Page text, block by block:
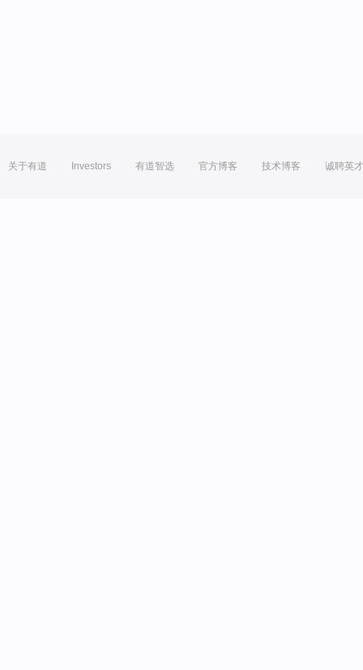
关于有道 Investors 有道智选 官方博客 技术博客 诚聘英才